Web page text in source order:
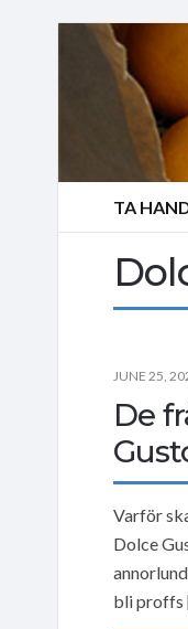
TA
JUNE 25,
De
Varför
Dolce
bli